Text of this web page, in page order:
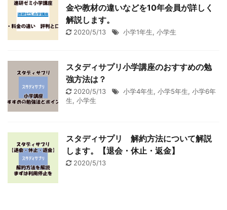
金や教材の違いなどを10年会員が詳しく
解説します。
2020/5/13 小学1年生, 小学生
スタディサプリ小学講座のおすすめの勉
強方法は？
2020/5/13 小学4年生, 小学5年生, 小学6年
生, 小学生
スタディサプリ 解約方法について解説
します。【退会・休止・返金】
2020/5/13